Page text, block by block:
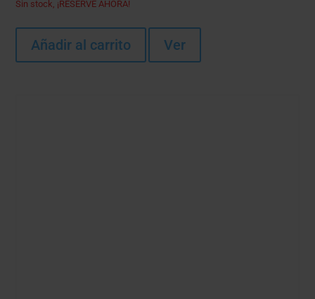
Sin stock, ¡RESERVE AHORA!
Añadir al carrito Ver